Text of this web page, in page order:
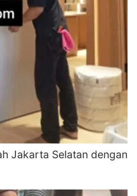
Jakarta Selatan dengan